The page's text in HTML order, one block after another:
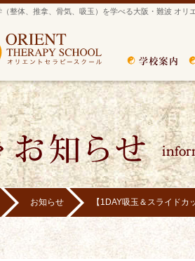
（整体、推拿、骨気、吸玉）を学べる大阪・難波 オリ
お知らせ 【1DAY吸玉＆スライド